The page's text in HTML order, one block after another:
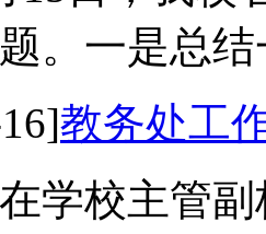
。一是总
教务处工
学校主管